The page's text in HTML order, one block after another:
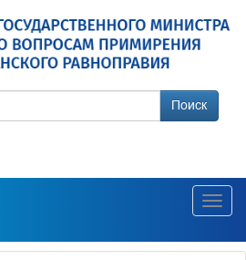
Поиск